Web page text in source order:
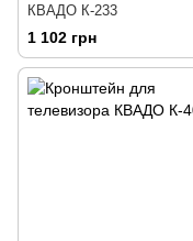
КВАДО К-233
1 102 грн